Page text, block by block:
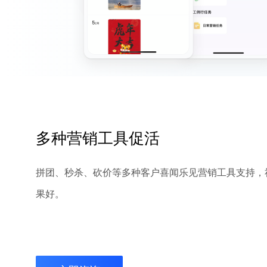
多种营销工具促活
拼团、秒杀、砍价等多种客户喜闻乐见营销工具支持
果好。